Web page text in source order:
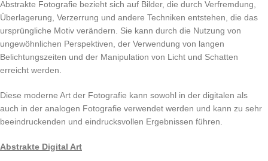
Abstrakte Fotografie bezieht sich auf Bilder, die durch Verfremdung,
Überlagerung, Verzerrung und andere Techniken entstehen, die das
ursprüngliche Motiv verändern. Sie kann durch die Nutzung von
ungewöhnlichen Perspektiven, der Verwendung von langen
Belichtungszeiten und der Manipulation von Licht und Schatten
erreicht werden.
Diese moderne Art der Fotografie kann sowohl in der digitalen als
auch in der analogen Fotografie verwendet werden und kann zu sehr
beeindruckenden und eindrucksvollen Ergebnissen führen.
Abstrakte Digital Art